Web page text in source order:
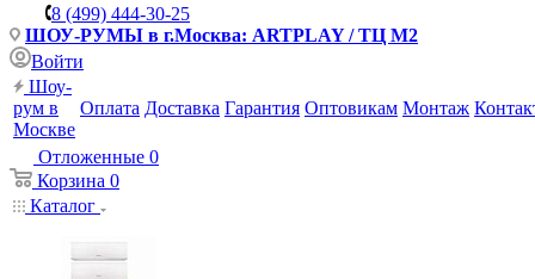
8 (499) 444-30-25
ШОУ-РУМЫ в г.Москва: ARTPLAY / ТЦ М2
Войти
Шоу-
рум в
Москве
Оплата Доставка Гарантия Оптовикам Монтаж
Отложенные 0
Корзина 0
Каталог